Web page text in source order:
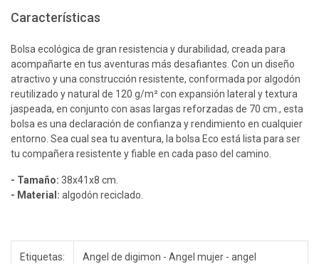
Características
Bolsa ecológica de gran resistencia y durabilidad, creada para
acompañarte en tus aventuras más desafiantes. Con un diseño
atractivo y una construcción resistente, conformada por algodón
reutilizado y natural de 120 g/m² con expansión lateral y textura
jaspeada, en conjunto con asas largas reforzadas de 70 cm., esta
bolsa es una declaración de confianza y rendimiento en cualquier
entorno. Sea cual sea tu aventura, la bolsa Eco está lista para ser
tu compañera resistente y fiable en cada paso del camino.
- Tamaño: 38x41x8 cm.
- Material: algodón reciclado.
Etiquetas:
Angel de digimon - Angel mujer - angel